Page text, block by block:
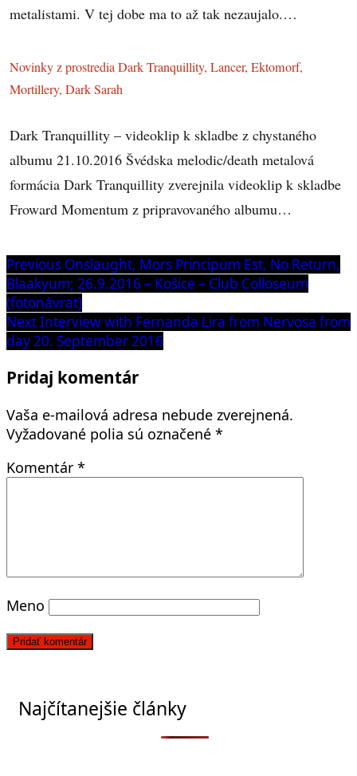
metalistami. V tej dobe ma to až tak nezaujalo.…
Novinky z prostredia Dark Tranquillity, Lancer, Ektomorf,
Mortillery, Dark Sarah
Dark Tranquillity – videoklip k skladbe z chystaného
albumu 21.10.2016 Švédska melodic/death metalová
formácia Dark Tranquillity zverejnila videoklip k skladbe
Froward Momentum z pripravovaného albumu…
Navigácia
v
článku
Previous Previous
post:
Onslaught, Mors Principum Est, No Return,
Blaakyum; 26.9.2016 – Košice – Club Colloseum
(fotonávrat)
NextNext
post:
Interview with Fernanda Lira from Nervosa from
day 20. September 2016
Pridaj komentár
Vaša e-mailová adresa nebude zverejnená.
Vyžadované polia sú označené *
Komentár *
Meno
Najčítanejšie články